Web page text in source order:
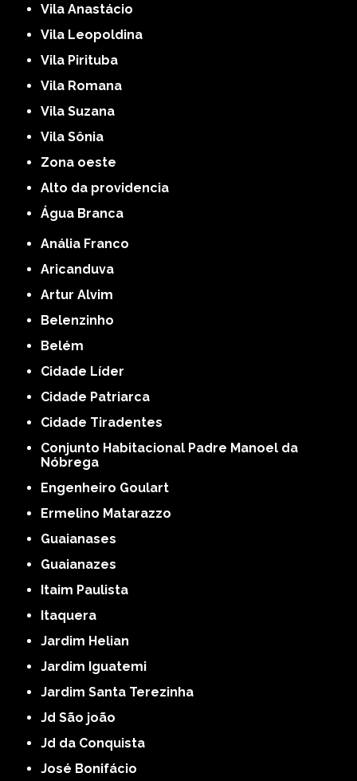
Vila Anastácio
Vila Leopoldina
Vila Pirituba
Vila Romana
Vila Suzana
Vila Sônia
Zona oeste
alto da providencia
Água Branca
Anália Franco
Aricanduva
Artur Alvim
Belenzinho
Belém
Cidade Líder
Cidade Patriarca
Cidade Tiradentes
Conjunto Habitacional Padre Manoel da
Nóbrega
Engenheiro Goulart
Ermelino Matarazzo
Guaianases
Guaianazes
Itaim Paulista
Itaquera
Jardim Helian
Jardim Iguatemi
Jardim Santa Terezinha
Jd São joão
Jd da Conquista
José Bonifácio